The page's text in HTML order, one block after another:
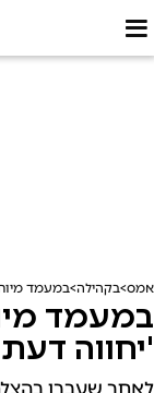
אמס בקהילה במעמד
במעמד
'יחווה
לאחר שעברו